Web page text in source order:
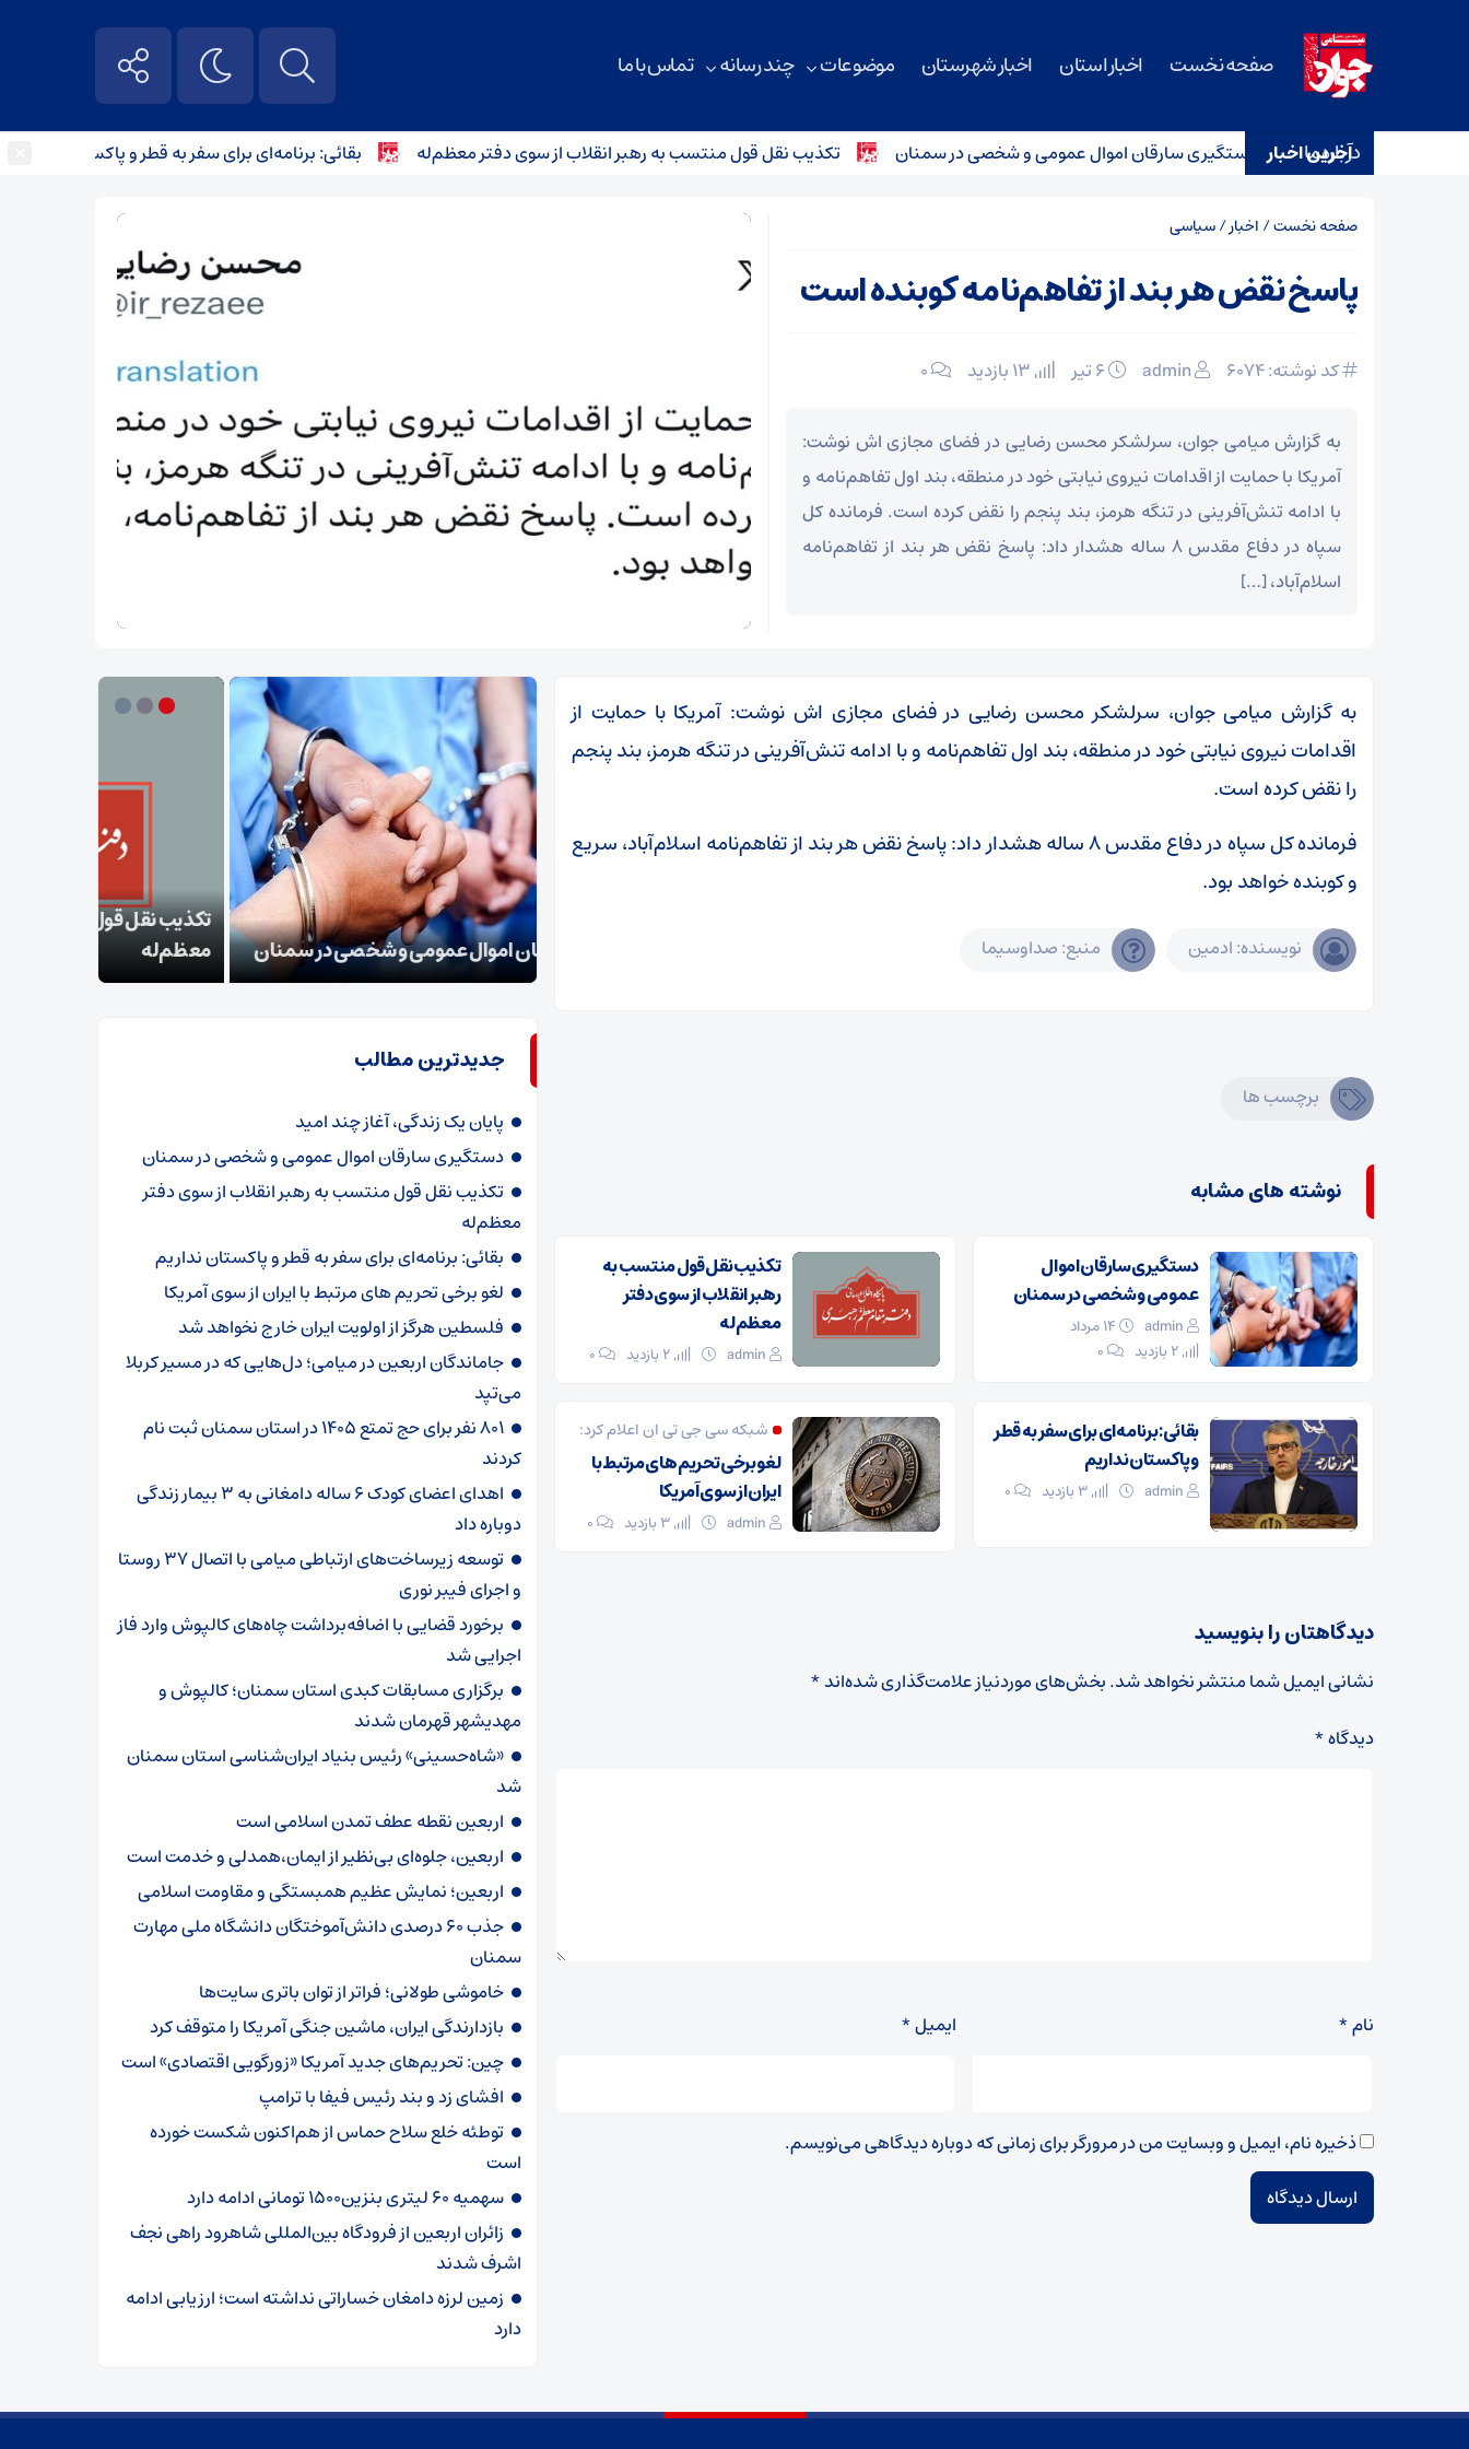
صفحه نخست اخبار استان اخبار شهرستان موضوعات چند رسانه تماس با ما
درباره ما
آخرین اخبارآغاز چند امید دستگیری سارقان اموال عمومی و شخصی در سمنان تکذیب نقل قول منتسب به رهبر انقلاب از سوی دفتر معظم‌له بقائی: برنامه‌ای برای سفر به قطر و پاکستان نداریم
صفحه نخست/ اخبار/سیاسی
پاسخ نقض هر بند از تفاهم‌نامه کوبنده است
کد نوشته: 6074 admin ۰
به گزارش میامی جوان، سرلشکر محسن رضایی در فضای مجازی اش نوشت:
آمریکا با حمایت از اقدامات نیروی نیابتی خود در منطقه، بند اول تفاهم‌نامه و
با ادامه تنش‌آفرینی در تنگه هرمز، بند پنجم را نقض کرده است. فرمانده کل
سپاه در دفاع مقدس ۸ ساله هشدار داد: پاسخ نقض هر بند از تفاهم‌نامه
اسلام‌آباد، […]
به گزارش میامی جوان، سرلشکر محسن رضایی در فضای مجازی اش نوشت: آمریکا با حمایت از
اقدامات نیروی نیابتی خود در منطقه، بند اول تفاهم‌نامه و با ادامه تنش‌آفرینی در تنگه هرمز، بند پنجم
را نقض کرده است.
فرمانده کل سپاه در دفاع مقدس ۸ ساله هشدار داد: پاسخ نقض هر بند از تفاهم‌نامه اسلام‌آباد، سریع
و کوبنده خواهد بود.
نویسنده: ادمین منبع: صداوسیما
برچسب ها
نوشته های مشابه
دستگیری سارقان اموال
عمومی و شخصی در سمنان
admin
۰
تکذیب نقل قول منتسب به
رهبر انقلاب از سوی دفتر
معظم‌له
admin 2 بازدید ۰
بقائی: برنامه‌ای برای سفر به قطر
و پاکستان نداریم
admin ۰
شبکه سی جی تی ان اعلام کرد:
لغو برخی تحریم های مرتبط با
ایران از سوی آمریکا
admin 3 بازدید ۰
دیدگاهتان را بنویسید
نشانی ایمیل شما منتشر نخواهد شد.بخش‌های موردنیاز علامت‌گذاری شده‌اند*
دیدگاه*
نام* ایمیل*
ذخیره نام، ایمیل و وبسایت من در مرورگر برای زمانی که دوباره دیدگاهی می‌نویسم.
بقائی: برنامه‌ای برای سفر به قطر و پاکستان نداریم
تکذیب نقل قول منتسب به رهبر انقلاب از سوی دفتر
معظم‌له
جدیدترین مطالب
پایان یک زندگی، آغاز چند امید
دستگیری سارقان اموال عمومی و شخصی در سمنان
تکذیب نقل قول منتسب به رهبر انقلاب از سوی دفتر
معظم‌له
بقائی: برنامه‌ای برای سفر به قطر و پاکستان نداریم
لغو برخی تحریم های مرتبط با ایران از سوی آمریکا
فلسطین هرگز از اولویت ایران خارج نخواهد شد
جاماندگان اربعین در میامی؛ دل‌هایی که در مسیر کربلا
می‌تپد
۸۰۱ نفر برای حج تمتع ۱۴۰۵ در استان سمنان ثبت نام
کردند
اهدای اعضای کودک ۶ ساله دامغانی به ۳ بیمار زندگی
دوباره داد
توسعه زیرساخت‌های ارتباطی میامی با اتصال ۳۷ روستا
و اجرای فیبر نوری
برخورد قضایی با اضافه‌برداشت چاه‌های کالپوش وارد فاز
اجرایی شد
برگزاری مسابقات کبدی استان سمنان؛ کالپوش و
مهدیشهر قهرمان شدند
«شاه‌حسینی» رئیس بنیاد ایران‌شناسی استان سمنان
شد
اربعین نقطه عطف تمدن اسلامی است
اربعین، جلوه‌ای بی‌نظیر از ایمان،همدلی و خدمت است
اربعین؛ نمایش عظیم همبستگی و مقاومت اسلامی
جذب ۶۰ درصدی دانش‌آموختگان دانشگاه ملی مهارت
سمنان
خاموشی طولانی؛ فراتر از توان باتری سایت‌ها
بازدارندگی ایران، ماشین جنگی آمریکا را متوقف کرد
چین: تحریم‌های جدید آمریکا «زورگویی اقتصادی» است
افشای زد و بند رئیس فیفا با ترامپ
توطئه خلع سلاح حماس از هم‌اکنون شکست خورده
است
سهمیه ۶۰ لیتری بنزین۱۵۰۰ تومانی ادامه دارد
زائران اربعین از فرودگاه بین‌المللی شاهرود راهی نجف
اشرف شدند
زمین لرزه دامغان خساراتی نداشته است؛ ارزیابی ادامه
دارد